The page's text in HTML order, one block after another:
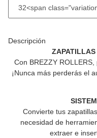
Descripción
ZAPATILLAS
Con BREZZY ROLLERS,
¡Nunca más perderás el
Convierte tus
necesidad de
extraer e